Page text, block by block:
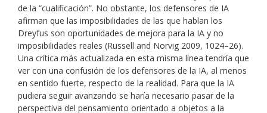
de la “cualificación”. No obstante, los defensores de IA
afirman que las imposibilidades de las que hablan los
Dreyfus son oportunidades de mejora para la IA y no
imposibilidades reales (Russell and Norvig 2009, 1024–26).
Una crítica más actualizada en esta misma línea tendría que
ver con una confusión de los defensores de la IA, al menos
en sentido fuerte, respecto de la realidad. Para que la IA
pudiera seguir avanzando se haría necesario pasar de la
perspectiva del pensamiento orientado a objetos a la